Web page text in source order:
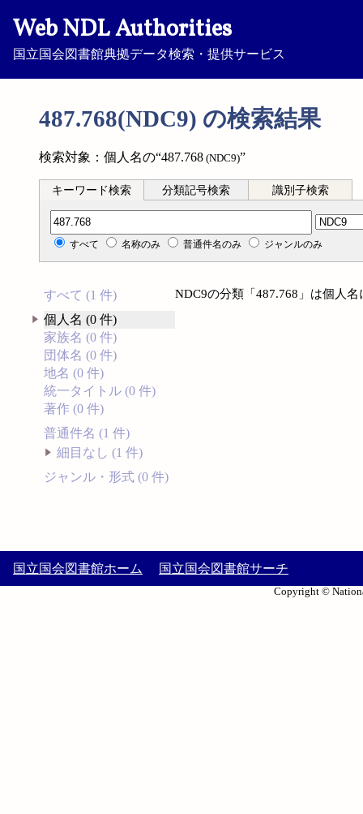
Web NDL Authorities
国立国会図書館典拠データ検索・提供サービス
487.768(NDC9) の検索結果
検索対象：個人名の“487.768 (NDC9)”
キーワード検索 分類記号検索 識別子検索
分類記号検索
すべて 名称のみ 普通件名のみ ジャンルのみ
すべて (1 件)
個人名 (0 件)
家族名 (0 件)
団体名 (0 件)
地名 (0 件)
統一タイトル (0 件)
著作 (0 件)
普通件名 (1 件)
細目なし (1 件)
ジャンル・形式 (0 件)
NDC9の分類「487.768」は個人
国立国会図書館ホーム 国立国会図書館サーチ
Copyright ©